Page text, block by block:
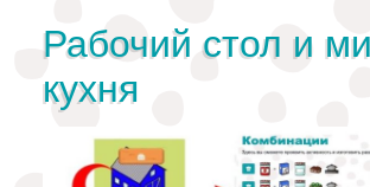
Рабочий стол и
кухня